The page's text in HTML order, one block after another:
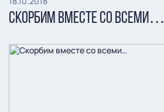
СКОРБИМ ВМЕСТЕ СО ВСЕМИ…